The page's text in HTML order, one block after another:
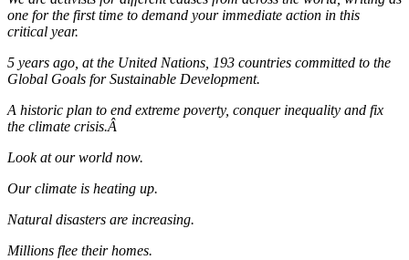
one for the first time to demand your immediate action in this
critical year.
5 years ago, at the United Nations, 193 countries committed to the
Global Goals for Sustainable Development.
A historic plan to end extreme poverty, conquer inequality and fix
the climate crisis.Â
Look at our world now.
Our climate is heating up.
Natural disasters are increasing.
Millions flee their homes.